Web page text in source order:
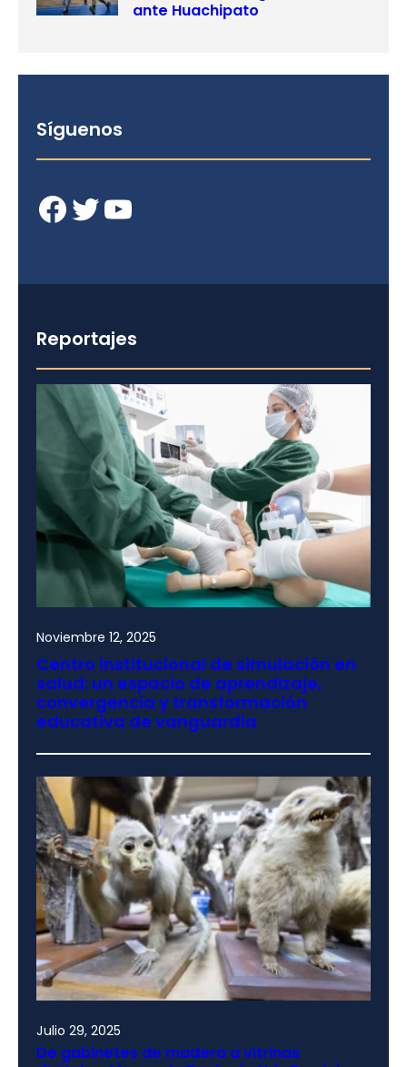
ante Huachipato
Síguenos
Facebook Twitter YouTube
Reportajes
Noviembre 12, 2025
Centro institucional de simulación en
salud: un espacio de aprendizaje,
convergencia y transformación
educativa de vanguardia
Julio 29, 2025
De gabinetes de madera a vitrinas